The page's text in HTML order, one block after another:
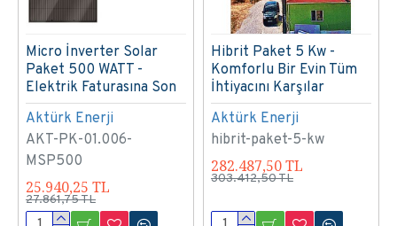
Aktürk Enerji
AKT-PK-01.006-
MSP500
Micro İnverter Solar
Paket 500 WATT -
Elektrik Faturasına Son
25.940,25 TL
27.861,75 TL
Aktürk Enerji
hibrit-paket-5-kw
Hibrit Paket 5 Kw -
Komforlu Bir Evin Tüm
İhtiyacını Karşılar
282.487,50 TL
303.412,50 TL